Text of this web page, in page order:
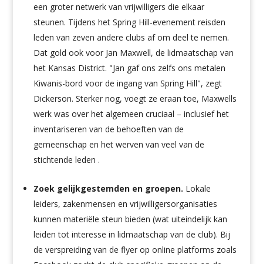
een groter netwerk van vrijwilligers die elkaar
steunen. Tijdens het Spring Hill-evenement reisden
leden van zeven andere clubs af om deel te nemen.
Dat gold ook voor Jan Maxwell, de lidmaatschap van
het Kansas District. "Jan gaf ons zelfs ons metalen
Kiwanis-bord voor de ingang van Spring Hill", zegt
Dickerson. Sterker nog, voegt ze eraan toe, Maxwells
werk was over het algemeen cruciaal – inclusief het
inventariseren van de behoeften van de
gemeenschap en het werven van veel van de
stichtende leden .
Zoek gelijkgestemden en groepen. Lokale
leiders, zakenmensen en vrijwilligersorganisaties
kunnen materiële steun bieden (wat uiteindelijk kan
leiden tot interesse in lidmaatschap van de club). Bij
de verspreiding van de flyer op online platforms zoals